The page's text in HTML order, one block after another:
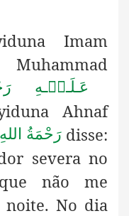
Imam
عَـلَـیۡـهِ
Ahnaf
رَحْمَةُdisse:
severa no
não me
No dia